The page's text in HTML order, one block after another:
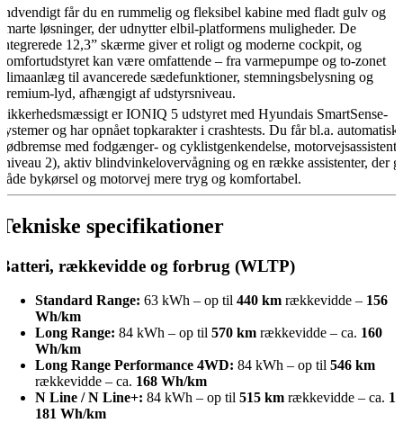
Indvendigt får du en rummelig og fleksibel kabine med fladt gulv og
smarte løsninger, der udnytter elbil-platformens muligheder. De
integrerede 12,3” skærme giver et roligt og moderne cockpit, og
komfortudstyret kan være omfattende – fra varmepumpe og to-zonet
klimaanlæg til avancerede sædefunktioner, stemningsbelysning og
premium-lyd, afhængigt af udstyrsniveau.
Sikkerhedsmæssigt er IONIQ 5 udstyret med Hyundais SmartSense-
systemer og har opnået topkarakter i crashtests. Du får bl.a. automatisk
nødbremse med fodgænger- og cyklistgenkendelse, motorvejsassistent
(niveau 2), aktiv blindvinkelovervågning og en række assistenter, der
både bykørsel og motorvej mere tryg og komfortabel.
Tekniske specifikationer
Batteri, rækkevidde og forbrug (WLTP)
Standard Range: 63 kWh – op til440 km rækkevidde – 156
Wh/km
Long Range: 84 kWh – op til570 km rækkevidde – ca. 160
Wh/km
Long Range Performance 4WD: 84 kWh – op til546 km
rækkevidde – ca. 168 Wh/km
N Line / N Line+: 84 kWh – op til515 km rækkevidde – ca.
181 Wh/km